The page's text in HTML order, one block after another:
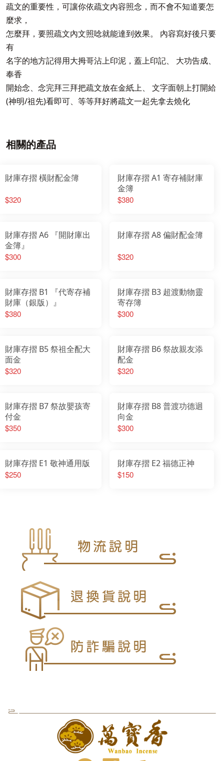
疏文的重要性，可讓你依疏文內容照念，而不會不知道要怎
麼求，
怎麼拜，要照疏文內文照唸就能達到效果。 內容寫好後只要
有
名字的地方記得用大拇哥沾上印泥，蓋上印記、 大功告成、
奉香
開始念、念完拜三拜把疏文放在金紙上、 文字面朝上打開給
(神明/祖先)看即可、等等拜好將疏文一起先拿去燒化
相關的產品
財庫存摺 橫財配金簿
$320
財庫存摺 A1 寄存補財庫
金簿
$380
財庫存摺 A6 『開財庫出
金簿』
$300
財庫存摺 A8 偏財配金簿
$320
財庫存摺 B1 『代寄存補
財庫（銀版）』
$380
財庫存摺 B3 超渡動物靈
寄存簿
$300
財庫存摺 B5 祭祖全配大
面金
$320
財庫存摺 B6 祭故親友添
配金
$320
財庫存摺 B7 祭故嬰孩寄
付金
$350
財庫存摺 B8 普渡功德迴
向金
$300
財庫存摺 E1 敬神通用版
$250
財庫存摺 E2 福德正神
$150